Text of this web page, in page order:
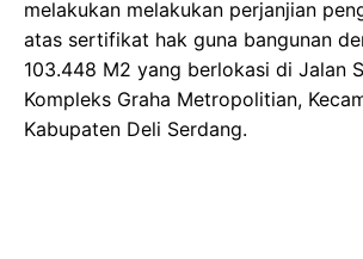
melakukan melakukan perjanjian
atas sertifikat hak guna bangunan
103.448 M2 yang berlokasi di Jalan
Kompleks Graha Metropolitian,
Kabupaten Deli Serdang.